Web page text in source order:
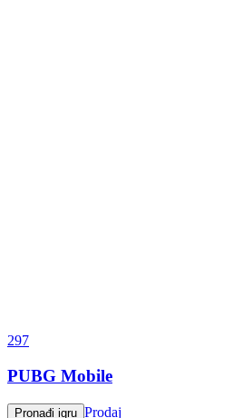
297
PUBG Mobile
Pronađi igru Prodaj